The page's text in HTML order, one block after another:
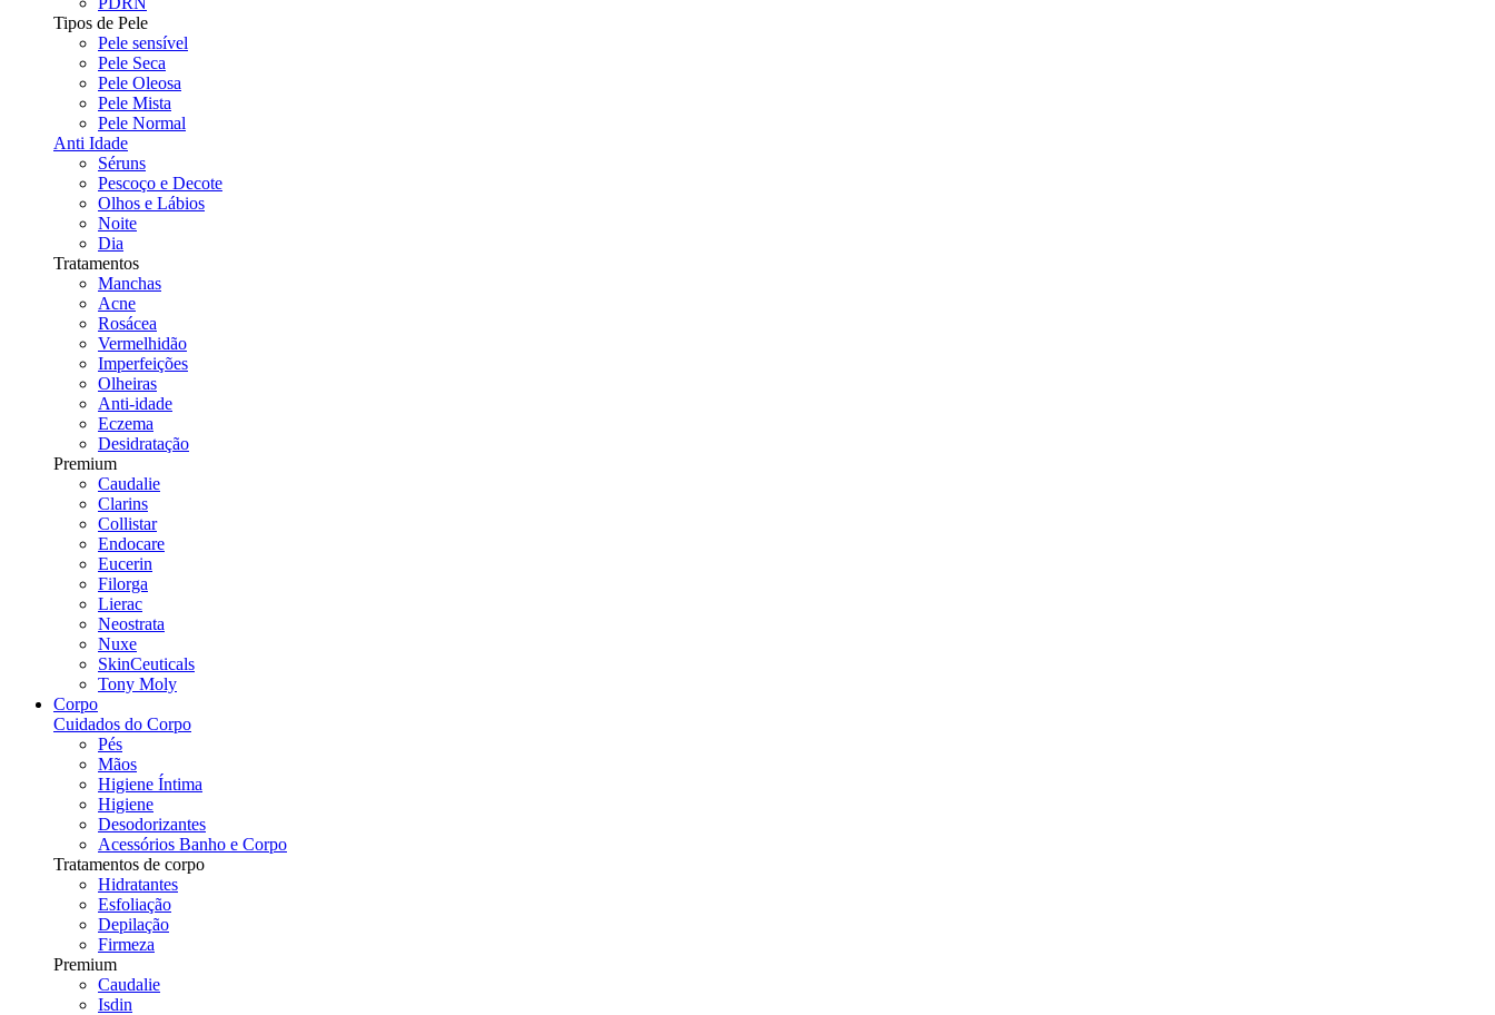
Tipos de Pele
Pele sensível
Pele Seca
Pele Oleosa
Pele Mista
Pele Normal
Anti Idade
Séruns
Pescoço e Decote
Olhos e Lábios
Noite
Dia
Tratamentos
Manchas
Acne
Rosácea
Vermelhidão
Imperfeições
Olheiras
Anti-idade
Eczema
Desidratação
Premium
Caudalie
Clarins
Collistar
Endocare
Eucerin
Filorga
Lierac
Neostrata
Nuxe
SkinCeuticals
Tony Moly
Corpo
Cuidados do Corpo
Pés
Mãos
Higiene Íntima
Higiene
Desodorizantes
Acessórios Banho e Corpo
Tratamentos de corpo
Hidratantes
Esfoliação
Depilação
Firmeza
Premium
Caudalie
Isdin